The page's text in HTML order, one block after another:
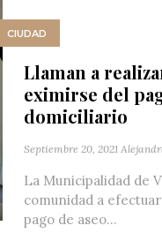
CIUDAD
Llaman a
eximirse del
domiciliario
Septiembre 20, 2021
La Municipalidad de
comunidad a
pago de aseo...